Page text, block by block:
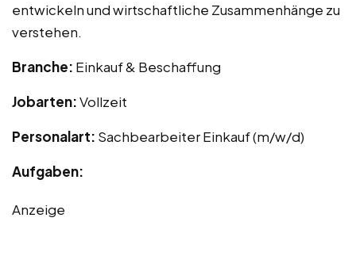
entwickeln und wirtschaftliche Zusammenhänge zu
verstehen.
Branche: Einkauf & Beschaffung
Jobarten:Vollzeit
Personalart: Sachbearbeiter Einkauf (m/w/d)
Aufgaben:
Anzeige